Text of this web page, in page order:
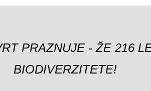
PRAZNUJE - ŽE 216
BIODIVERZITETE!